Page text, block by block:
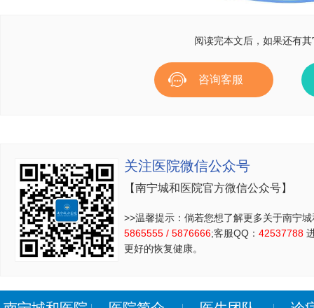
阅读完本文后，如果还有
咨询客服
关注医院微信公众号
【南宁城和医院官方微信公众号】
>>温馨提示：倘若您想了解更多关于南宁
5865555 / 5876666;客服QQ： 42537788
更好的恢复健康。